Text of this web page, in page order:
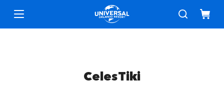
CelesTiki